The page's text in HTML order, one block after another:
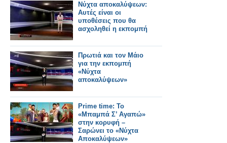
Νύχτα αποκαλύψεων:
Αυτές είναι οι
υποθέσεις που θα
ασχοληθεί η εκπομπή
Πρωτιά και τον Μάιο
για την εκπομπή
«Νύχτα
αποκαλύψεων»
Prime time: Το
«Μπαμπά Σ’ Αγαπώ»
στην κορυφή –
Σαρώνει το «Νύχτα
Αποκαλύψεων»